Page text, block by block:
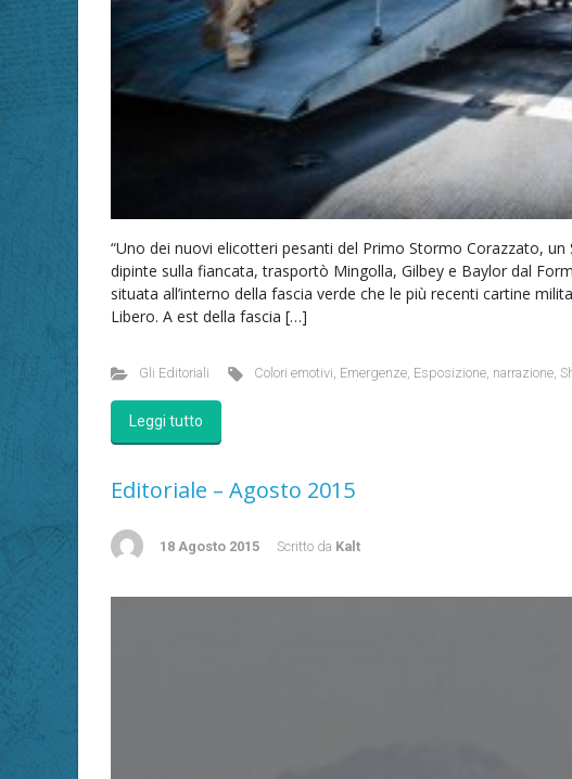
“Uno dei nuovi elicotteri pesanti del Primo Stormo Corazzato,
dipinte sulla fiancata, trasportò Mingolla, Gilbey e Baylor dal
situata all’interno della fascia verde che le più recenti cartine
Libero. A est della fascia […]
Gli Editoriali Colori emotivi, Emergenze, Esposizione, narrazione,
Leggi tutto
Editoriale – Agosto 2015
18 Agosto 2015 Scritto da Kalt